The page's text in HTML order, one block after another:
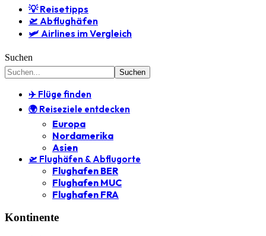
💡 Reisetipps
🛫 Abflughäfen
🛩️ Airlines im Vergleich
Suchen
✈️ Flüge finden
🌍 Reiseziele entdecken
Europa
Nordamerika
Asien
🛫 Flughäfen & Abflugorte
Flughafen BER
Flughafen MUC
Flughafen FRA
Kontinente